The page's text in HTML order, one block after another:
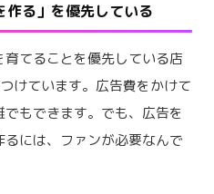
る」を優先している
てることを優先している店
けています。広告費をかけて
もできます。でも、広告を
には、ファンが必要なんで